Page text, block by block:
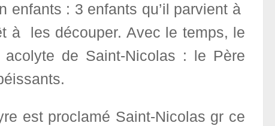
enfants : 3 enfants qu’il parvient à
à les découper. Avec le temps, le
de Saint-Nicolas : le Père
est proclamé Saint-Nicolas gr ce